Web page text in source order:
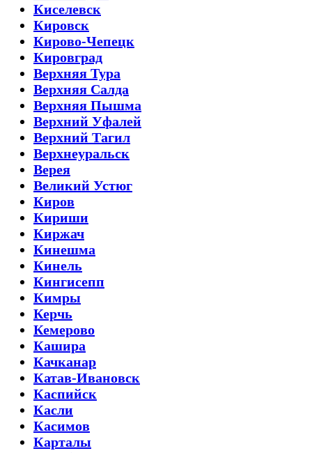
Киселевск
Кировск
Кирово-Чепецк
Кировград
Верхняя Тура
Верхняя Салда
Верхняя Пышма
Верхний Уфалей
Верхний Тагил
Верхнеуральск
Верея
Великий Устюг
Киров
Кириши
Киржач
Кинешма
Кинель
Кингисепп
Кимры
Керчь
Кемерово
Кашира
Качканар
Катав-Ивановск
Каспийск
Касли
Касимов
Карталы